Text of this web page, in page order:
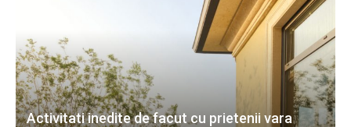
Activitati inedite de facut cu prietenii vara